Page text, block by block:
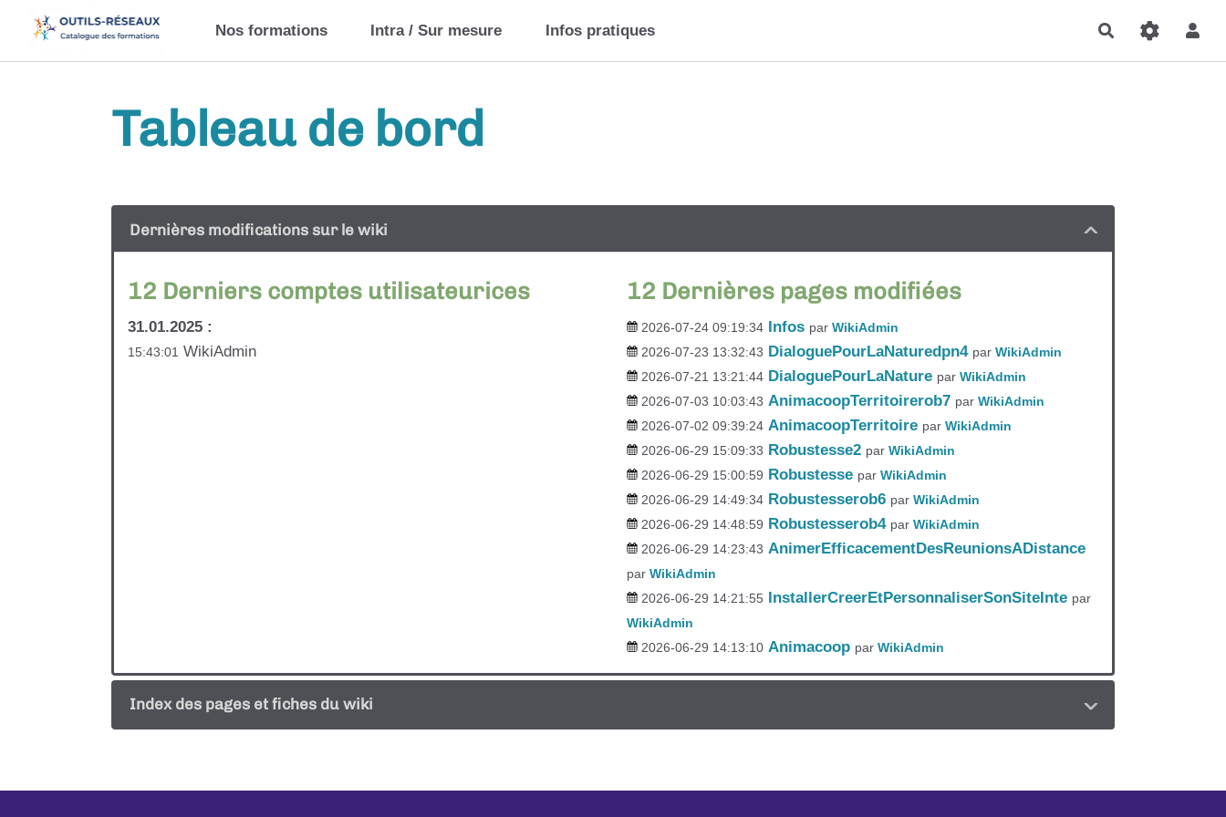
Aller au contenu principal Nos formations Intra / Sur mesure Infos pratiques Rechercher
Tableau de bord
Dernières modifications sur le wiki
12 Derniers comptes utilisateurices
31.01.2025 :
15:43:01 WikiAdmin
12 Dernières pages modifiées
2026-07-24 09:19:34 Infos par WikiAdmin
2026-07-23 13:32:43 DialoguePourLaNaturedpn4 par WikiAdmin
2026-07-21 13:21:44 DialoguePourLaNature par WikiAdmin
2026-07-03 10:03:43 AnimacoopTerritoirerob7 par WikiAdmin
2026-07-02 09:39:24 AnimacoopTerritoire par WikiAdmin
2026-06-29 15:09:33 Robustesse2 par WikiAdmin
2026-06-29 15:00:59 Robustesse par WikiAdmin
2026-06-29 14:49:34 Robustesserob6 par WikiAdmin
2026-06-29 14:48:59 Robustesserob4 par WikiAdmin
2026-06-29 14:23:43 AnimerEfficacementDesReunionsADistance
par WikiAdmin
2026-06-29 14:21:55
InstallerCreerEtPersonnaliserSonSiteInte par
WikiAdmin
2026-06-29 14:13:10 Animacoop par WikiAdmin
Index des pages et fiches du wiki